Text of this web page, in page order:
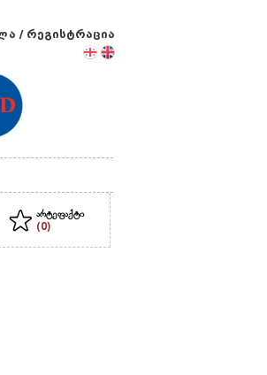
/ რეგისტრაცია
არტეფაქტი
(0)